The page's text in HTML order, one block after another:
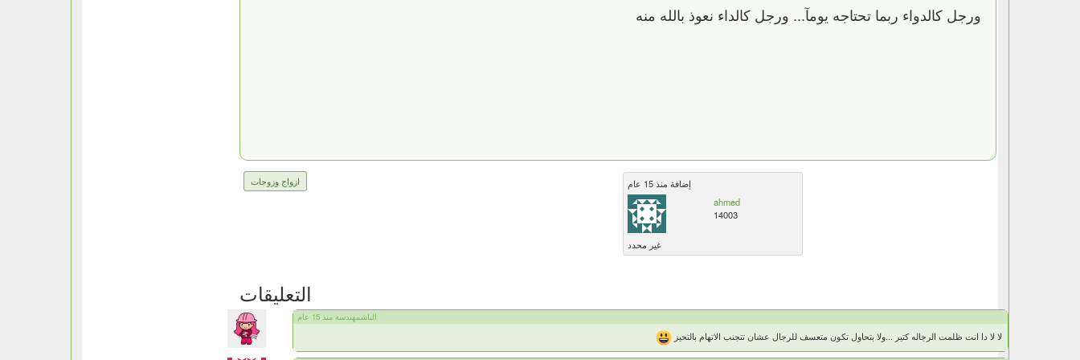
ورجل كالدواء ربما تحتاجه يومآ... ورجل كالداء نعوذ بالله منه
ازواج وزوجات
إضافة منذ 15 عام
ahmed
14003
غير محدد
التعليقات
الباشمهندسة منذ 15 عام
لا لا دا انت ظلمت الرجاله كتير ...ولا بتحاول تكون متعسف للرجال عشان تتجنب الاتهام بالتحيز